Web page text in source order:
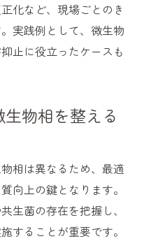
化など、現場ごとのき
実践例として、微生物
止に役立ったケースも
物相を整える
相は異なるため、最適
向上の鍵となります。
生菌の存在を把握し、
することが重要です。